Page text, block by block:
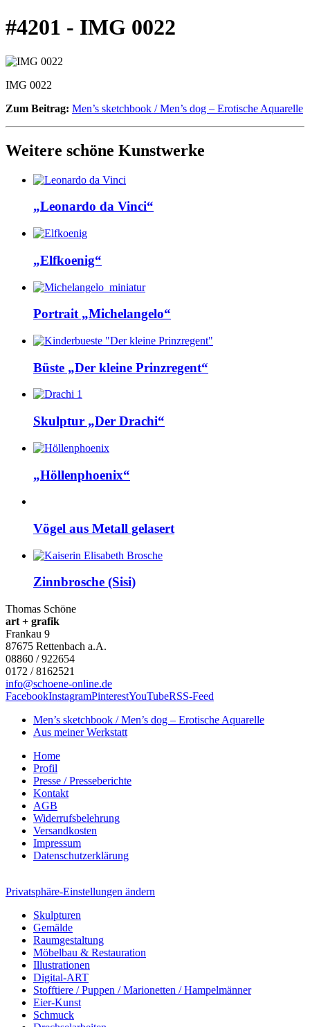
#4201 - IMG 0022
IMG 0022
Zum Beitrag: Men’s sketchbook / Men’s dog – Erotische Aquarelle
Weitere schöne Kunstwerke
„Leonardo da Vinci“
„Elfkoenig“
Portrait „Michelangelo“
Büste „Der kleine Prinzregent“
Skulptur „Der Drachi“
„Höllenphoenix“
Vögel aus Metall gelasert
Zinnbrosche (Sisi)
Thomas Schöne
art + grafik
Frankau 9
87675 Rettenbach a.A.
08860 / 922654
0172 / 8162521
info@schoene-online.de
FacebookInstagramPinterestYouTubeRSS-Feed
Men’s sketchbook / Men’s dog – Erotische Aquarelle
Aus meiner Werkstatt
Home
Profil
Presse / Presseberichte
Kontakt
AGB
Widerrufsbelehrung
Versandkosten
Impressum
Datenschutzerklärung
Privatsphäre-Einstellungen ändern
Skulpturen
Gemälde
Raumgestaltung
Möbelbau & Restauration
Illustrationen
Digital-ART
Stofftiere / Puppen / Marionetten / Hampelmänner
Eier-Kunst
Schmuck